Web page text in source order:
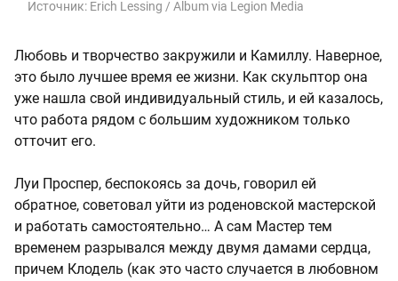
Источник: Erich Lessing / Album via Legion Media
Любовь и творчество закружили и Камиллу. Наверное,
это было лучшее время ее жизни. Как скульптор она
уже нашла свой индивидуальный стиль, и ей казалось,
что работа рядом с большим художником только
отточит его.
Луи Проспер, беспокоясь за дочь, говорил ей
обратное, советовал уйти из роденовской мастерской
и работать самостоятельно… А сам Мастер тем
временем разрывался между двумя дамами сердца,
причем Клодель (как это часто случается в любовном